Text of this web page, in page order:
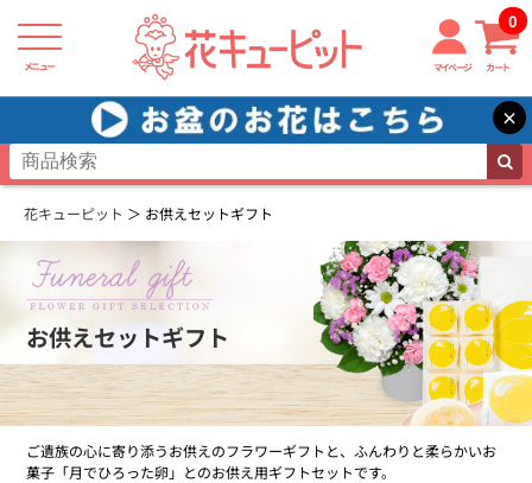
メニュー マイページ カート
0
×
花キューピット お供えセットギフト
お供えセットギフト
ご遺族の心に寄り添うお供えのフラワーギフトと、ふんわりと柔らかいお
菓子「月でひろった卵」とのお供え用ギフトセットです。